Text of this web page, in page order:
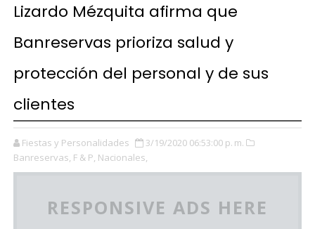
Lizardo Mézquita afirma que
Banreservas prioriza salud y
protección del personal y de sus
clientes
Fiestas y Personalidades
3/19/2020 06:53:00 p. m.
Banreservas, F & P, Nacionales,
RESPONSIVE ADS HERE